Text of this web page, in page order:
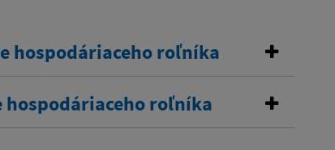
hospodáriaceho roľníka
hospodáriaceho roľníka